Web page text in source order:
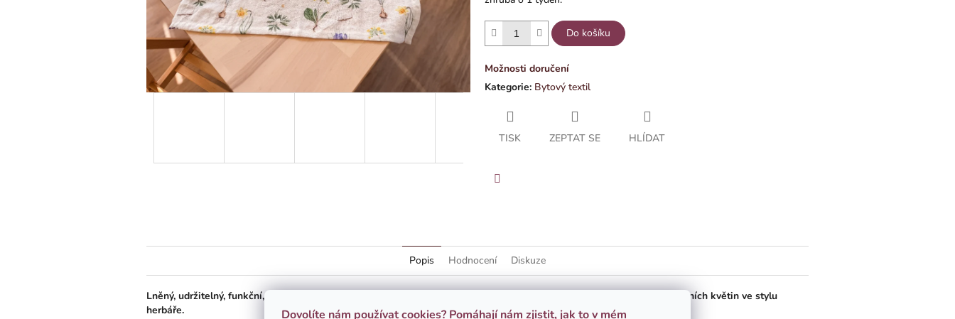
Dovolíte nám používat cookies? Pomáhají nám zjistit, jak to v mém
Do košíku
Možnosti doručení
Kategorie: Bytový textil
TISK ZEPTAT SE HLÍDAT
Popis Hodnocení Diskuze
Lněný, udržitelný, funkční, neskutečně příjemný, jednoduše ach! To je lněný ubrus s autorskou akvarelovou ilustrací jarních květin ve stylu
herbáře.